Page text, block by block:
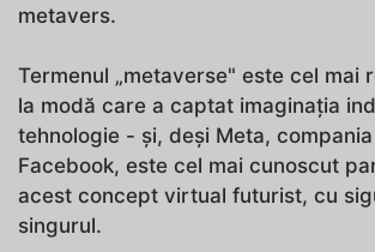
metavers.
Termenul „metaverse" este cel mai
la modă care a captat imaginația
tehnologie - și, deși Meta,
Facebook, este cel mai cunoscut
acest concept virtual futurist, cu
singurul.